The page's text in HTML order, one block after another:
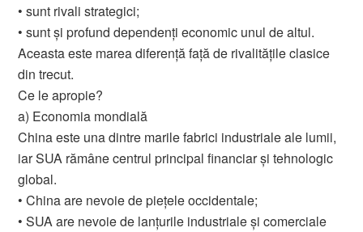
• sunt rivali strategici;
• sunt și profund dependenți economic unul de altul.
Aceasta este marea diferență față de rivalitățile clasice
din trecut.
Ce le apropie?
a) Economia mondială
China este una dintre marile fabrici industriale ale lumii,
iar SUA rămâne centrul principal financiar și tehnologic
global.
• China are nevoie de piețele occidentale;
• SUA are nevoie de lanțurile industriale și comerciale